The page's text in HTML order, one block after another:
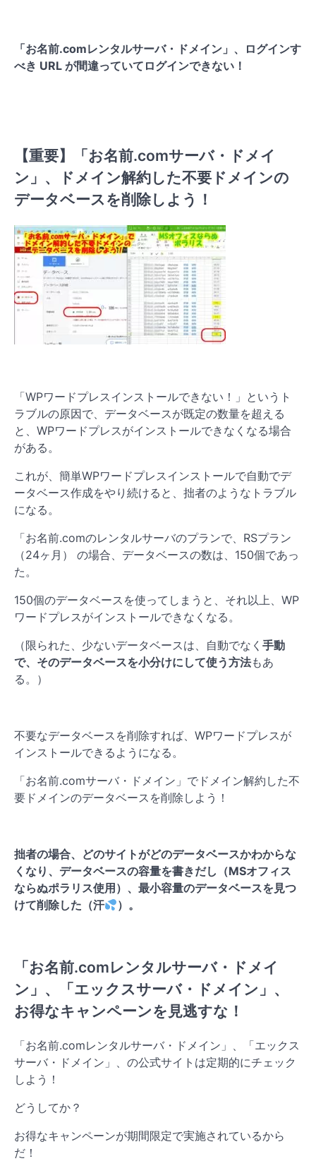
「お名前.comレンタルサーバ・ドメイン」、ログインす
べき URL が間違っていてログインできない！
【重要】「お名前.comサーバ・ドメイ
ン」、ドメイン解約した不要ドメインの
データベースを削除しよう！
「WPワードプレスインストールできない！」というト
ラブルの原因で、データベースが既定の数量を超える
と、WPワードプレスがインストールできなくなる場合
がある。
これが、簡単WPワードプレスインストールで自動でデ
ータベース作成をやり続けると、拙者のようなトラブル
になる。
「お名前.comのレンタルサーバのプランで、RSプラン
（24ヶ月） の場合、データベースの数は、150個であっ
た。
150個のデータベースを使ってしまうと、それ以上、WP
ワードプレスがインストールできなくなる。
（限られた、少ないデータベースは、自動でなく 手動
で、そのデータベースを小分けにして使う方法もあ
る。）
不要なデータベースを削除すれば、WPワードプレスが
インストールできるようになる。
「お名前.comサーバ・ドメイン」でドメイン解約した不
要ドメインのデータベースを削除しよう！
拙者の場合、どのサイトがどのデータベースかわからな
くなり、データベースの容量を書きだし（MSオフィス
ならぬポラリス使用）、最小容量のデータベースを見つ
けて削除した（汗
）。
「お名前.comレンタルサーバ・ドメイ
ン」、「エックスサーバ・ドメイン」、
お得なキャンペーンを見逃すな！
「お名前.comレンタルサーバ・ドメイン」、「エックス
サーバ・ドメイン」、の公式サイトは定期的にチェック
しよう！
どうしてか？
お得なキャンペーンが期間限定で実施されているから
だ！